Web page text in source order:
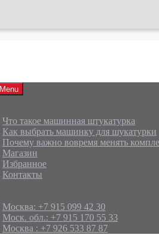
Menu
Что такое машинная штукатурка
Как выбрать машинку для шукатурки
Почему важно вовремя менять
Магазин
Избранное
Контакты
Москва: +7 915 099 42 30
Моск. обл.: +7 915 170 55 33
Москва : +7 926 533 87 87